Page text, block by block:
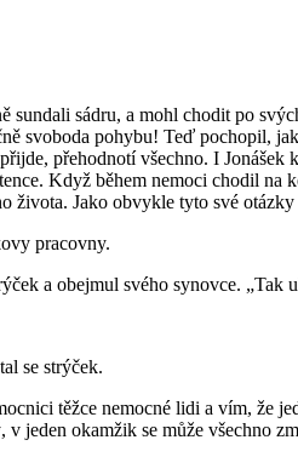
sundali sádru, a mohl chodit po
svoboda pohybu! Teď pochopil,
přehodnotí všechno. I
Když během nemoci chodil
života. Jako obvykle tyto své
pracovny.
a obejmul svého synovce.
se strýček.
těžce nemocné lidi a vím,
jeden okamžik se může všechno